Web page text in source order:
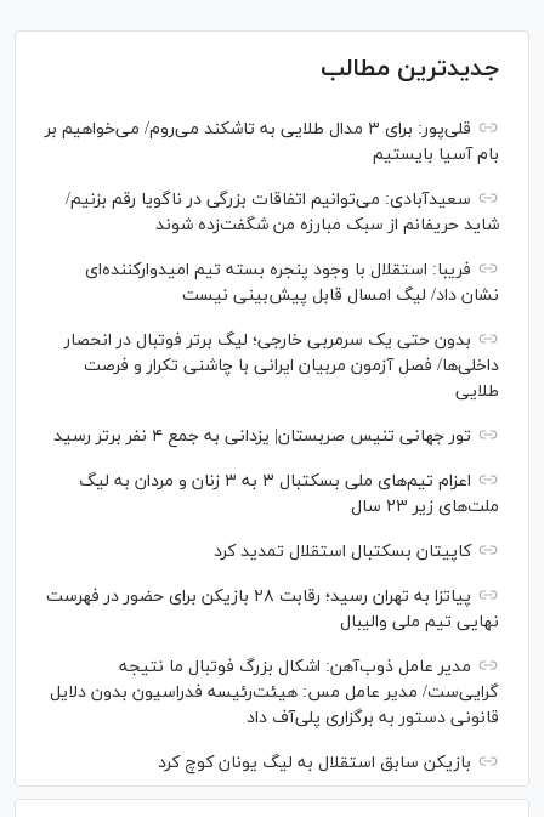
جدیدترین مطالب
قلی‌پور: برای ۳ مدال طلایی به تاشکند می‌روم/ می‌خواهیم بر
بام آسیا بایستیم
سعیدآبادی: می‌توانیم اتفاقات بزرگی در ناگویا رقم بزنیم/
شاید حریفانم از سبک مبارزه من شگفت‌زده شوند
فریبا: استقلال با وجود پنجره بسته تیم امیدوارکننده‌ای
نشان داد/ لیگ امسال قابل پیش‌بینی نیست
بدون حتی یک سرمربی خارجی؛ لیگ برتر فوتبال در انحصار
داخلی‌ها/ فصل آزمون مربیان ایرانی با چاشنی تکرار و فرصت
طلایی
تور جهانی تنیس صربستان| یزدانی به جمع ۴ نفر برتر رسید
اعزام تیم‌های ملی بسکتبال ۳ به ۳ زنان و مردان به لیگ
ملت‌های زیر ۲۳ سال
کاپیتان بسکتبال استقلال تمدید کرد
پیاتزا به تهران رسید؛ رقابت ۲۸ بازیکن برای حضور در فهرست
نهایی تیم ملی والیبال
مدیر عامل ذوب‌آهن: اشکال بزرگ فوتبال ما نتیجه
گرایی‌ست/ مدیر عامل مس: هیئت‌رئیسه فدراسیون بدون دلایل
قانونی دستور به برگزاری پلی‌آف داد
بازیکن سابق استقلال به لیگ یونان کوچ کرد